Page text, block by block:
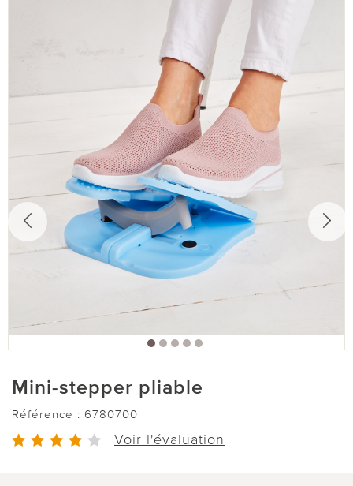
Mini-stepper pliable
Référence : 6780700
Voir l'évaluation